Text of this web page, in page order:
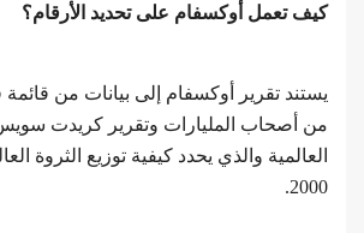
كيف تعمل أوكسفام على تحديد الأرقام؟
يستند تقرير أوكسفام إلى بيانات من قائمة
من أصحاب المليارات وتقرير كريدت
العالمية والذي يحدد كيفية توزيع الثروة
2000.